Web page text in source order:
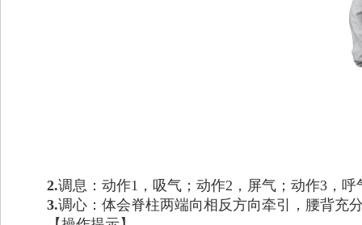
2.调息：动作1，吸气；动作2，屏气；动作3，呼
3.调心：体会脊柱两端向相反方向牵引，腰背充